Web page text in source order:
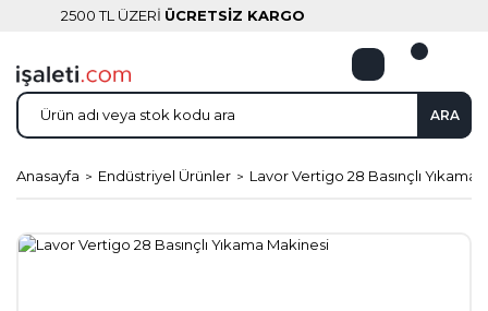
2500 TL ÜZERİ ÜCRETSİZ KARGO
ARA
Anasayfa Endüstriyel Ürünler Lavor Vertigo 28 Basınçlı Yıkama